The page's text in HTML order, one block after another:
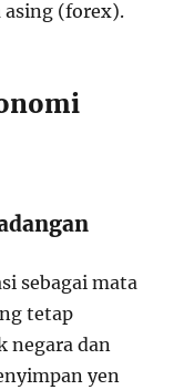
asing (forex).
sebagai mata
tetap
negara dan
yen